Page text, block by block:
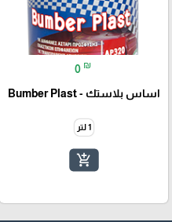
0 ₪
اساس بلاستك - Bumber Plast
1 لتر
add_shopping_cart